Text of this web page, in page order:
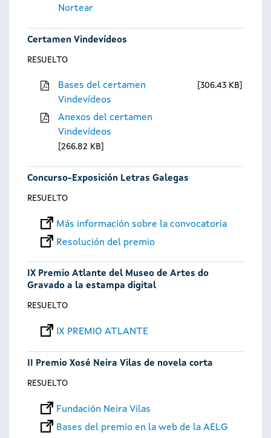
Nortear
Certamen Vindevídeos
RESUELTO
Bases del certamen
Vindevídeos
306.43 KB
Anexos del certamen
Vindevídeos
266.82 KB
Concurso-Exposición Letras Galegas
RESUELTO
Más información sobre la convocatoria
Resolución del premio
IX Premio Atlante del Museo de Artes do
Gravado a la estampa digital
RESUELTO
IX PREMIO ATLANTE
II Premio Xosé Neira Vilas de novela corta
RESUELTO
Fundación Neira Vilas
Bases del premio en la web de la AELG